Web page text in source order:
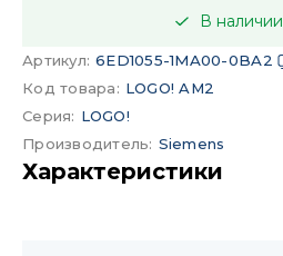
В наличии
Артикул: 6ED1055-1MA00-0BA2
Код товара: LOGO! AM2
Серия: LOGO!
Производитель: Siemens
Характеристики